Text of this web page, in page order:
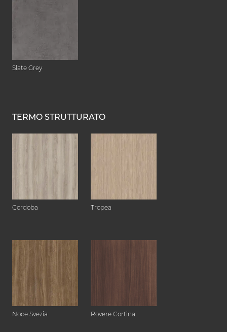
Slate Grey
TERMO STRUTTURATO
Cordoba Tropea
Noce Svezia Rovere Cortina